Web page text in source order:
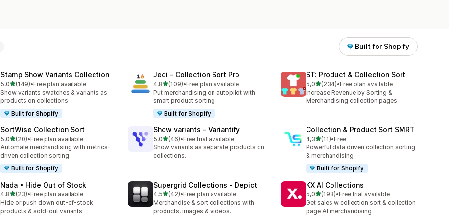
Built for Shopify
Stamp Show Variants Collection
5,0stelle su 5
(149)
149 recensioni totali
•Free plan available
Show variants swatches & variants as
products on collections
Built for Shopify
Jedi ‑ Collection Sort Pro
4,8stelle su 5
(109)
109 recensioni totali
•Free plan available
Put merchandising on autopilot with
smart product sorting
Built for Shopify
ST: Product & Collection Sort
5,0stelle su 5
(234)
234 recensioni totali
•Free plan available
Increase Revenue by Sorting &
Merchandising collection pages
SortWise Collection Sort
5,0stelle su 5
(20)
20 recensioni totali
•Free plan available
Automate merchandising with metrics-
driven collection sorting
Built for Shopify
Show variants ‑ Variantify
5,0stelle su 5
(46)
46 recensioni totali
•Free trial available
Show variants as separate products on
collections.
Collection & Product Sort SMRT
4,3stelle su 5
(11)
11 recensioni totali
•Free
Powerful data driven collection sorting
& merchandising
Built for Shopify
Nada • Hide Out of Stock
4,8stelle su 5
(23)
23 recensioni totali
•Free plan available
Hide or push down out-of-stock
products & sold-out variants.
Supergrid Collections ‑ Depict
4,5stelle su 5
(42)
42 recensioni totali
•Free plan available
Merchandise & sort collections with
products, images & videos.
KX AI Collections
5,0stelle su 5
(198)
198 recensioni totali
•Free trial available
Get sales w collection sort & collection
page AI merchandising